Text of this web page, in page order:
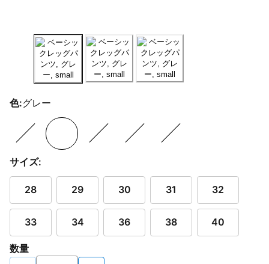
色:グレー
サイズ:
28 29 30 31 32
33 34 36 38 40
数量